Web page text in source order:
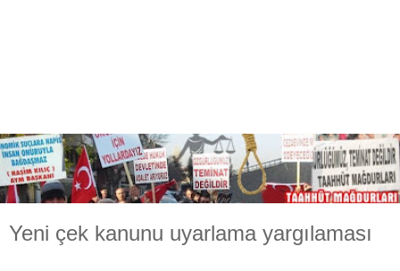
Yeni çek kanunu uyarlama yargılaması